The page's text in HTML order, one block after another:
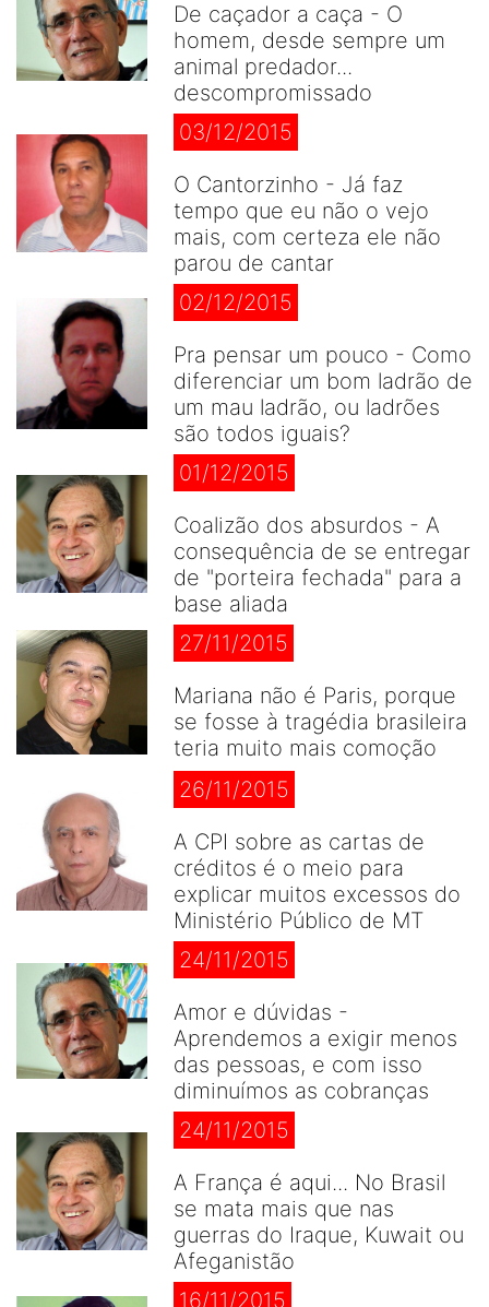
De caçador a caça - O
homem, desde sempre um
animal predador...
descompromissado
03/12/2015
O Cantorzinho - Já faz
tempo que eu não o vejo
mais, com certeza ele não
parou de cantar
02/12/2015
Pra pensar um pouco - Como
diferenciar um bom ladrão de
um mau ladrão, ou ladrões
são todos iguais?
01/12/2015
Coalizão dos absurdos - A
consequência de se entregar
de "porteira fechada" para a
base aliada
27/11/2015
Mariana não é Paris, porque
se fosse à tragédia brasileira
teria muito mais comoção
26/11/2015
A CPI sobre as cartas de
créditos é o meio para
explicar muitos excessos do
Ministério Público de MT
24/11/2015
Amor e dúvidas -
Aprendemos a exigir menos
das pessoas, e com isso
diminuímos as cobranças
24/11/2015
A França é aqui... No Brasil
se mata mais que nas
guerras do Iraque, Kuwait ou
Afeganistão
16/11/2015